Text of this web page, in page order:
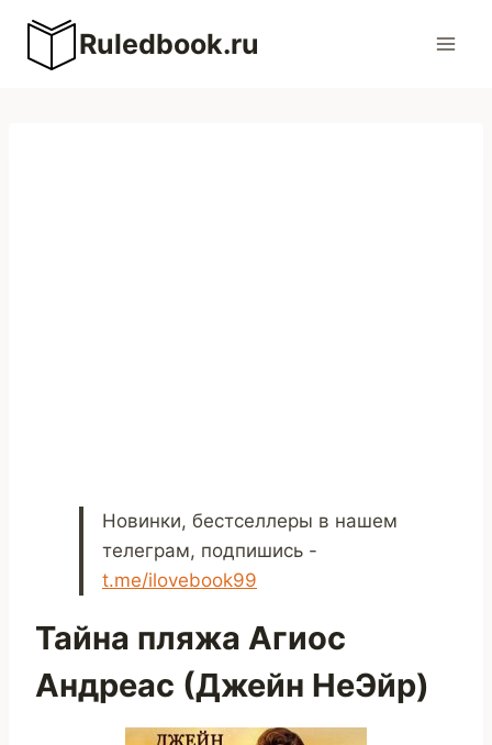
Перейти
содержимому
Ruledbook.ru
Новинки, бестселлеры в нашем
телеграм, подпишись -
t.me/ilovebook99
Тайна пляжа Агиос
Андреас (Джейн НеЭйр)